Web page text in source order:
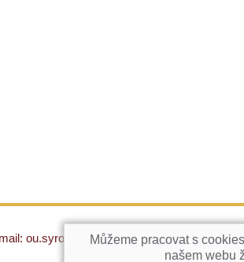
ou.syrovatka@c-box.cz
Můžeme pracovat s
našem webu